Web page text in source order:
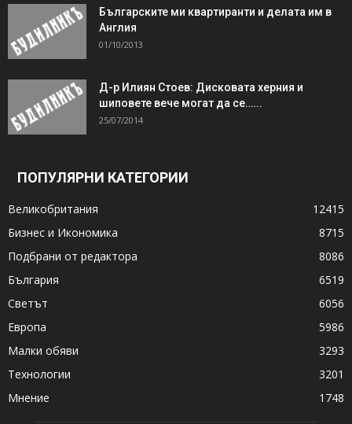
Българските ми квартиранти и делата им в
Англия
01/10/2013
Д-р Илиян Стоев: Дисковата херния и
шиповете вече могат да се…...
25/07/2014
ПОПУЛЯРНИ КАТЕГОРИИ
Великобритания
12415
Бизнес и Икономика
8715
Подбрани от редактора
8086
България
6519
Светът
6056
Европа
5986
Малки обяви
3293
Технологии
3201
Мнение
1748